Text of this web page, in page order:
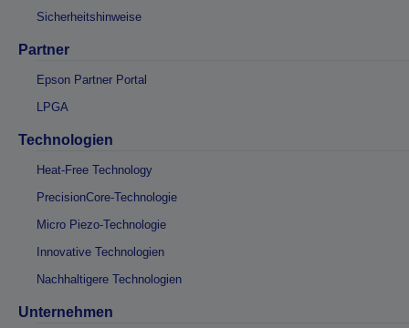
Sicherheitshinweise
Partner
Epson Partner Portal
LPGA
Technologien
Heat-Free Technology
PrecisionCore-Technologie
Micro Piezo-Technologie
Innovative Technologien
Nachhaltigere Technologien
Unternehmen